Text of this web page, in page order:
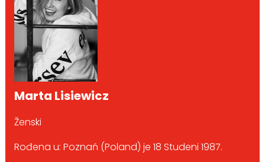
Marta Lisiewicz
Ženski
Rođena u: Poznań (Poland) je 18 Studeni 1987.